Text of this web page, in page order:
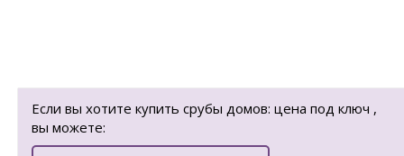
Если вы хотите купить срубы домов: цена под ключ ,
вы можете: